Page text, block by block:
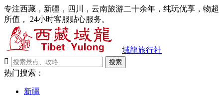
专注西藏，新疆，四川，云南旅游二十余年，纯玩优享，物超
所值， 24小时客服贴心服务。
域龍旅行社

搜索
热门搜索：
新疆